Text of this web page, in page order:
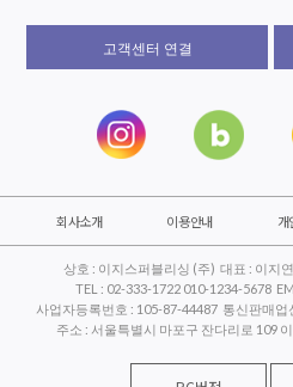
고객센터 연결
회사소개 이용안내 개
상호 : 이지스퍼블리싱 (주) 대표 : 이지
TEL : 02-333-1722 010-1234-5678
사업자등록번호 : 105-87-44487 통신판매
주소 : 서울특별시 마포구 잔다리로 109